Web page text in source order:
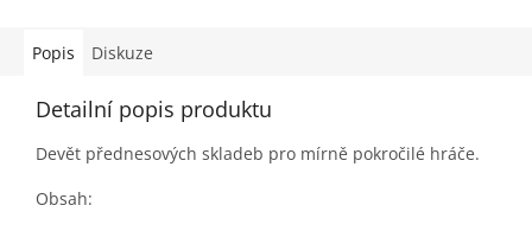
Popis Diskuze
Detailní popis produktu
Devět přednesových skladeb pro mírně pokročilé hráče.
Obsah: